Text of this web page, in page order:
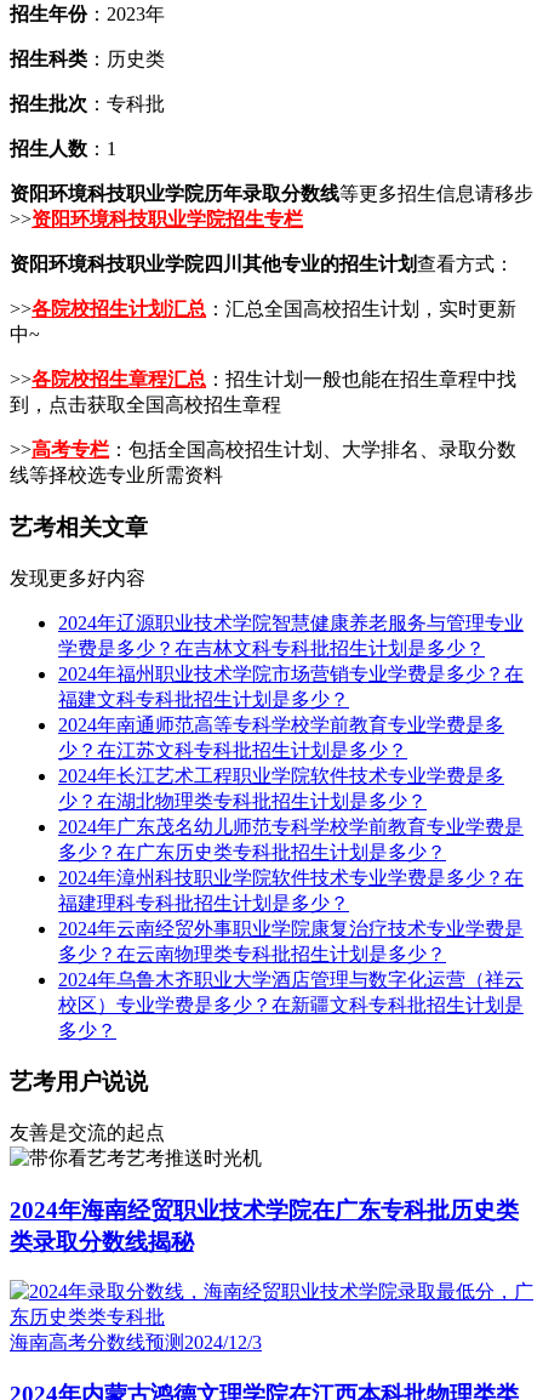
招生年份：2023年
招生科类 ：历史类
招生批次 ：专科批
招生人数 ：1
资阳环境科技职业学院历年录取分数线等更多招生信息请移步
>>资阳环境科技职业学院招生专栏
资阳环境科技职业学院四川其他专业的招生计划查看方式：
>>各院校招生计划汇总 ：汇总全国高校招生计划，实时更新
中~
>>各院校招生章程汇总 ：招生计划一般也能在招生章程中找
到，点击获取全国高校招生章程
>>高考专栏 ：包括全国高校招生计划、大学排名、录取分数
线等择校选专业所需资料
艺考相关文章
发现更多好内容
2024年辽源职业技术学院智慧健康养老服务与管理专业
学费是多少？在吉林文科专科批招生计划是多少？
2024年福州职业技术学院市场营销专业学费是多少？在
福建文科专科批招生计划是多少？
2024年南通师范高等专科学校学前教育专业学费是多
少？在江苏文科专科批招生计划是多少？
2024年长江艺术工程职业学院软件技术专业学费是多
少？在湖北物理类专科批招生计划是多少？
2024年广东茂名幼儿师范专科学校学前教育专业学费是
多少？在广东历史类专科批招生计划是多少？
2024年漳州科技职业学院软件技术专业学费是多少？在
福建理科专科批招生计划是多少？
2024年云南经贸外事职业学院康复治疗技术专业学费是
多少？在云南物理类专科批招生计划是多少？
2024年乌鲁木齐职业大学酒店管理与数字化运营（祥云
校区）专业学费是多少？在新疆文科专科批招生计划是
多少？
艺考用户说说
友善是交流的起点
艺考推送时光机
2024年海南经贸职业技术学院在广东专科批历史类
类录取分数线揭秘
海南高考分数线预测2024/12/3
2024年内蒙古鸿德文理学院在江西本科批物理类类